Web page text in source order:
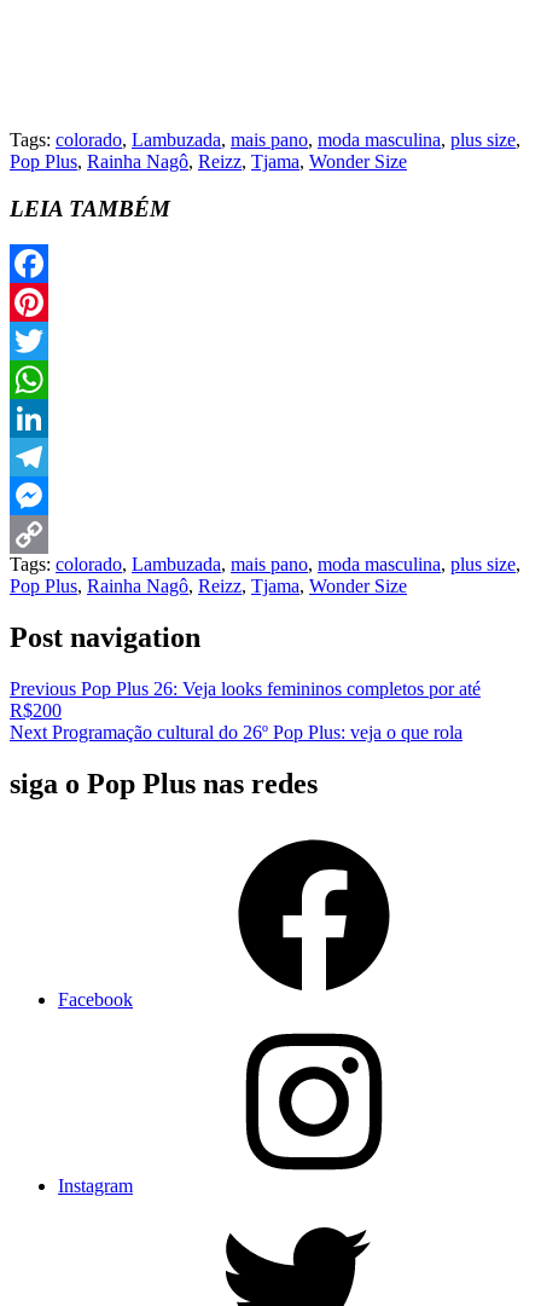
Tags: colorado, Lambuzada, mais pano, moda masculina, plus size,
Pop Plus, Rainha Nagô, Reizz, Tjama, Wonder Size
LEIA TAMBÉM
Facebook
Pinterest
Twitter
WhatsApp
LinkedIn
Telegram
Messenger
Copy
Tags: colorado, Lambuzada, mais pano, moda masculina, plus size,
Pop Plus, Rainha Nagô, Reizz, Tjama, Wonder Size
Post navigation
Previous Pop Plus 26: Veja looks femininos completos por até
R$200
Next Programação cultural do 26º Pop Plus: veja o que rola
siga o Pop Plus nas redes
Facebook
Instagram